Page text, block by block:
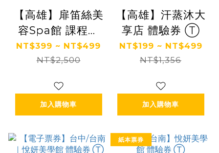
【高雄】扉笛絲美
容Spa館 課程券
Ⓣ
NT$399 ~ NT$499
NT$2,500
加入購物車
【高雄】汗蒸沐大
享店 體驗券 Ⓣ
NT$199 ~ NT$499
NT$1,356
加入購物車
紙本票券